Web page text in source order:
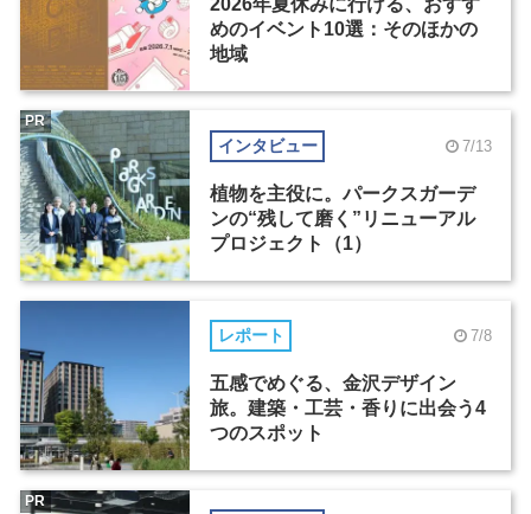
2026年夏休みに行ける、おすす
めのイベント10選：そのほかの
地域
インタビュー 7/13
植物を主役に。パークスガーデ
ンの“残して磨く”リニューアル
プロジェクト（1）
PR
レポート 7/8
五感でめぐる、金沢デザイン
旅。建築・工芸・香りに出会う4
つのスポット
PR